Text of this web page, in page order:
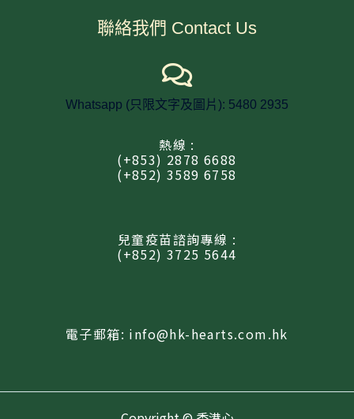
聯絡我們 Contact Us
Whatsapp (只限文字及圖片): 5480 2935
熱線 :
(+853) 2878 6688
(+852) 3589 6758
兒童疫苗諮詢專線 :
(+852) 3725 5644
電子郵箱: info@hk-hearts.com.hk